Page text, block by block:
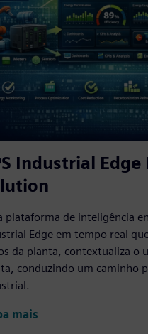
Industrial Edge
plataforma de inteligência
Edge em tempo real
da planta, contextualiza o
conduzindo um caminho
mais